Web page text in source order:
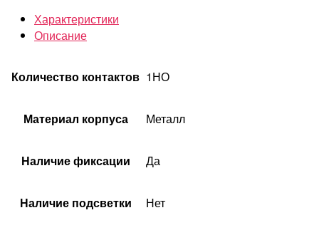
Характеристики
Описание
Количество контактов 1НО
Материал корпуса Металл
Наличие фиксации Да
Наличие подсветки Нет